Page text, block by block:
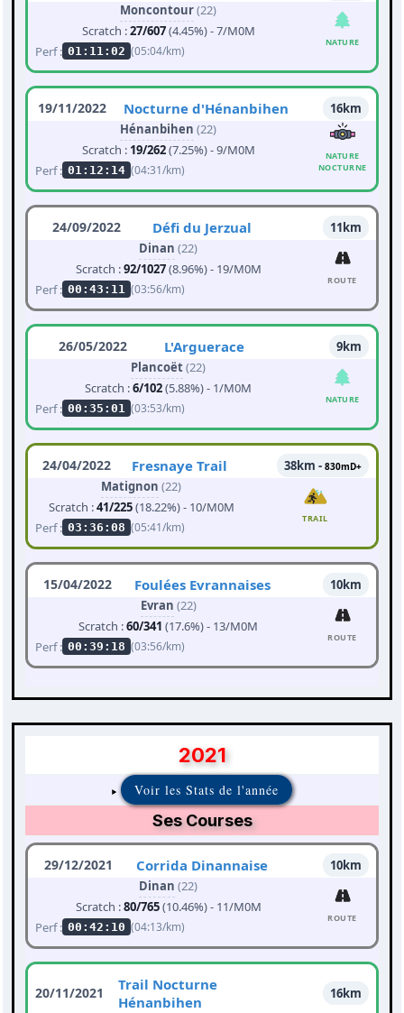
Moncontour(22)
Scratch :27/607(4.45%) - 7/M0M
Perf : 01:11:02 (05:04/km)
NATURE
19/11/2022 Nocturne d'Hénanbihen
16km
Hénanbihen (22)
Scratch : 19/262(7.25%) - 9/M0M
Perf : 01:12:14 (04:31/km)
NATURE
NOCTURNE
24/09/2022 Défi du Jerzual
11km
Dinan (22)
Scratch :92/1027(8.96%) - 19/M0M
Perf : 00:43:11 (03:56/km)
ROUTE
26/05/2022 L'Arguerace
9km
Plancoët(22)
Scratch :6/102(5.88%) - 1/M0M
Perf : 00:35:01 (03:53/km)
NATURE
24/04/2022 Fresnaye Trail 38km - 830mD+
Matignon (22)
Scratch :41/225(18.22%) - 10/M0M
Perf : 03:36:08 (05:41/km)
TRAIL
15/04/2022 Foulées Evrannaises
10km
Evran (22)
Scratch :60/341 (17.6%) - 13/M0M
Perf : 00:39:18 (03:56/km)
ROUTE
2021
Voir les Stats de l'année
Ses Courses
29/12/2021 Corrida Dinannaise
10km
Dinan (22)
Scratch :80/765(10.46%) - 11/M0M
Perf : 00:42:10 (04:13/km)
ROUTE
20/11/2021
Trail Nocturne
Hénanbihen
16km